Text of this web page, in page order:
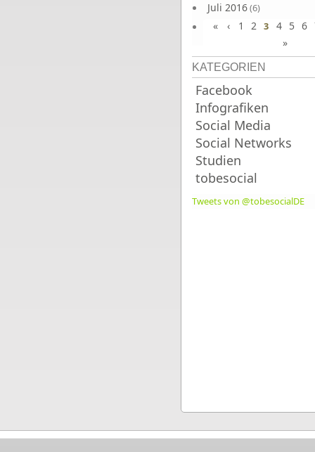
Juli 2016(6)
Juni 2016(7)
« ‹ 1 2 3 4 5 6
»
KATEGORIEN
Facebook
Infografiken
Social Media
Social Networks
Studien
tobesocial
Tweets von @tobesocialDE